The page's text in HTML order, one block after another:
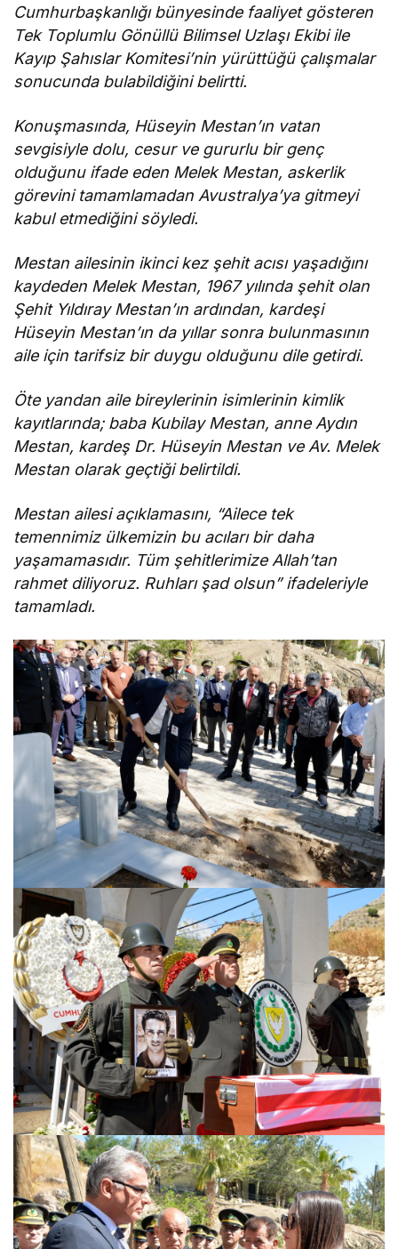
Cumhurbaşkanlığı bünyesinde faaliyet gösteren
Tek Toplumlu Gönüllü Bilimsel Uzlaşı Ekibi ile
Kayıp Şahıslar Komitesi’nin yürüttüğü çalışmalar
sonucunda bulabildiğini belirtti.
Konuşmasında, Hüseyin Mestan’ın vatan
sevgisiyle dolu, cesur ve gururlu bir genç
olduğunu ifade eden Melek Mestan, askerlik
görevini tamamlamadan Avustralya’ya gitmeyi
kabul etmediğini söyledi.
Mestan ailesinin ikinci kez şehit acısı yaşadığını
kaydeden Melek Mestan, 1967 yılında şehit olan
Şehit Yıldıray Mestan’ın ardından, kardeşi
Hüseyin Mestan’ın da yıllar sonra bulunmasının
aile için tarifsiz bir duygu olduğunu dile getirdi.
Öte yandan aile bireylerinin isimlerinin kimlik
kayıtlarında; baba Kubilay Mestan, anne Aydın
Mestan, kardeş Dr. Hüseyin Mestan ve Av. Melek
Mestan olarak geçtiği belirtildi.
Mestan ailesi açıklamasını, “Ailece tek
temennimiz ülkemizin bu acıları bir daha
yaşamamasıdır. Tüm şehitlerimize Allah’tan
rahmet diliyoruz. Ruhları şad olsun” ifadeleriyle
tamamladı.